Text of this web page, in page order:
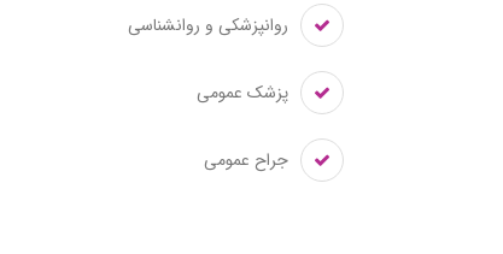
روانپزشکی و روانشناسی
پزشک عمومی
جراح عمومی